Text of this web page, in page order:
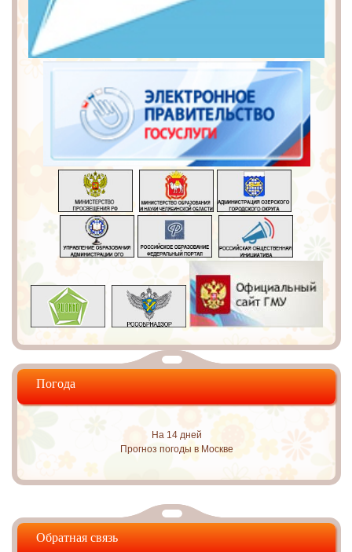
Погода
На 14 дней
Прогноз погоды в Москве
Обратная связь